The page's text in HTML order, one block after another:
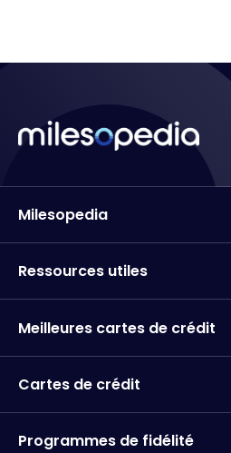
Milesopedia
Ressources utiles
Meilleures cartes de crédit
Cartes de crédit
Programmes de fidélité